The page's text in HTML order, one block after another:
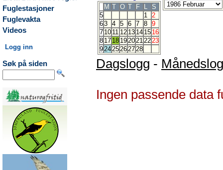
Fuglestasjoner
Fuglevakta
Videos
Logg inn
Søk på siden
M T O T F L
S
5
1 2
63 4 5 6 7 8 9
7 10 11 12 13 14 15 16
8 17 18 1920212223
92425262728
Dagslogg -
Ingen passende data